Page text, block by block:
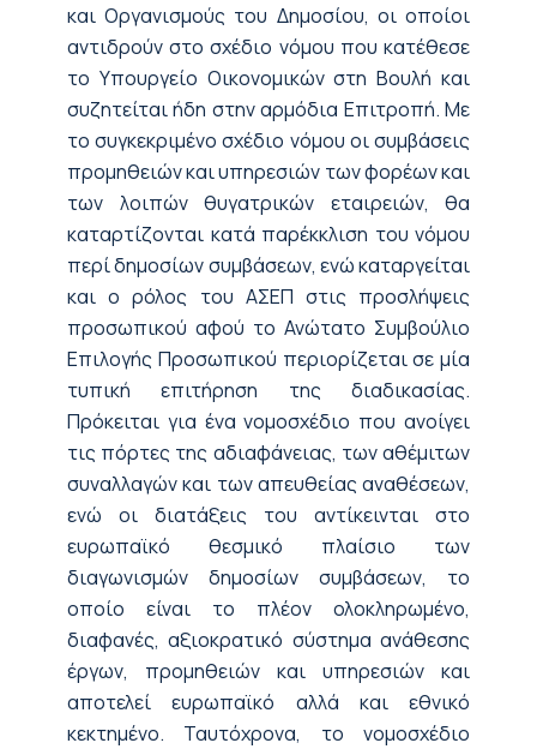
και Οργανισμούς του Δημοσίου, οι οποίοι
αντιδρούν στο σχέδιο νόμου που κατέθεσε
το Υπουργείο Οικονομικών στη Βουλή και
συζητείται ήδη στην αρμόδια Επιτροπή. Με
το συγκεκριμένο σχέδιο νόμου οι συμβάσεις
προμηθειών και υπηρεσιών των φορέων και
των λοιπών θυγατρικών εταιρειών, θα
καταρτίζονται κατά παρέκκλιση του νόμου
περί δημοσίων συμβάσεων, ενώ καταργείται
και ο ρόλος του ΑΣΕΠ στις προσλήψεις
προσωπικού αφού το Ανώτατο Συμβούλιο
Επιλογής Προσωπικού περιορίζεται σε μία
τυπική επιτήρηση της διαδικασίας.
Πρόκειται για ένα νομοσχέδιο που ανοίγει
τις πόρτες της αδιαφάνειας, των αθέμιτων
συναλλαγών και των απευθείας αναθέσεων,
ενώ οι διατάξεις του αντίκεινται στο
ευρωπαϊκό θεσμικό πλαίσιο των
διαγωνισμών δημοσίων συμβάσεων, το
οποίο είναι το πλέον ολοκληρωμένο,
διαφανές, αξιοκρατικό σύστημα ανάθεσης
έργων, προμηθειών και υπηρεσιών και
αποτελεί ευρωπαϊκό αλλά και εθνικό
κεκτημένο. Ταυτόχρονα, το νομοσχέδιο